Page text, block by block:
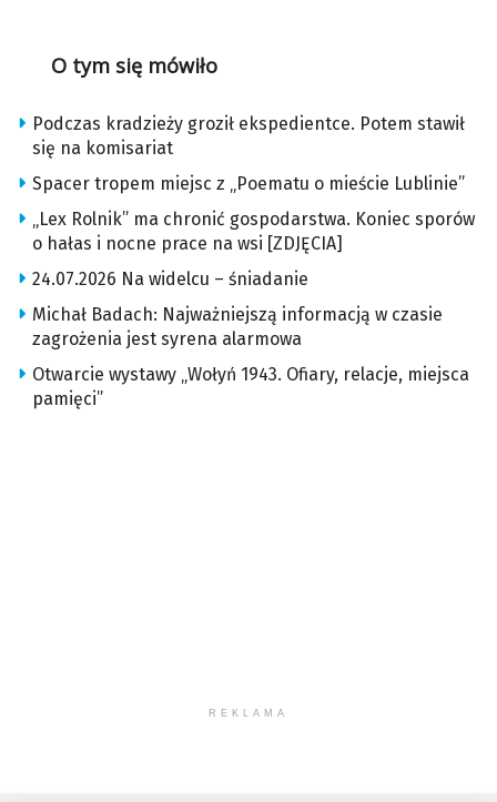
O tym się mówiło
Podczas kradzieży groził ekspedientce. Potem stawił
się na komisariat
Spacer tropem miejsc z „Poematu o mieście Lublinie”
„Lex Rolnik” ma chronić gospodarstwa. Koniec sporów
o hałas i nocne prace na wsi [ZDJĘCIA]
24.07.2026 Na widelcu – śniadanie
Michał Badach: Najważniejszą informacją w czasie
zagrożenia jest syrena alarmowa
Otwarcie wystawy „Wołyń 1943. Ofiary, relacje, miejsca
pamięci”
REKLAMA